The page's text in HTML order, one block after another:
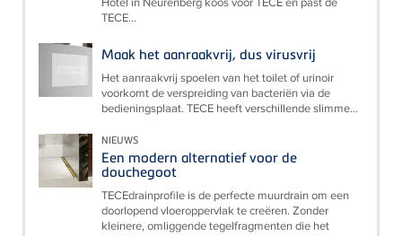
TECE...
Maak het aanraakvrij, dus virusvrij
Het aanraakvrij spoelen van het toilet of urinoir
voorkomt de verspreiding van bacteriën via de
bedieningsplaat. TECE heeft verschillende slimme...
NIEUWS
Een modern alternatief voor de
douchegoot
TECEdrainprofile is de perfecte muurdrain om een
doorlopend vloeroppervlak te creëren. Zonder
kleinere, omliggende tegelfragmenten die het